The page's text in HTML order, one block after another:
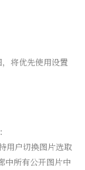
将优先使用设置
用户切换图片选取
中所有公开图片中